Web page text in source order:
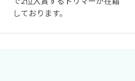
しております。